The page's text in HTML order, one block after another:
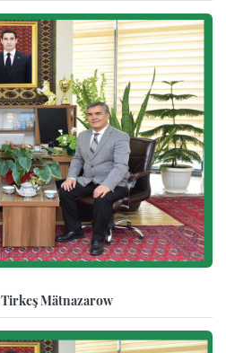
Mätnazarow